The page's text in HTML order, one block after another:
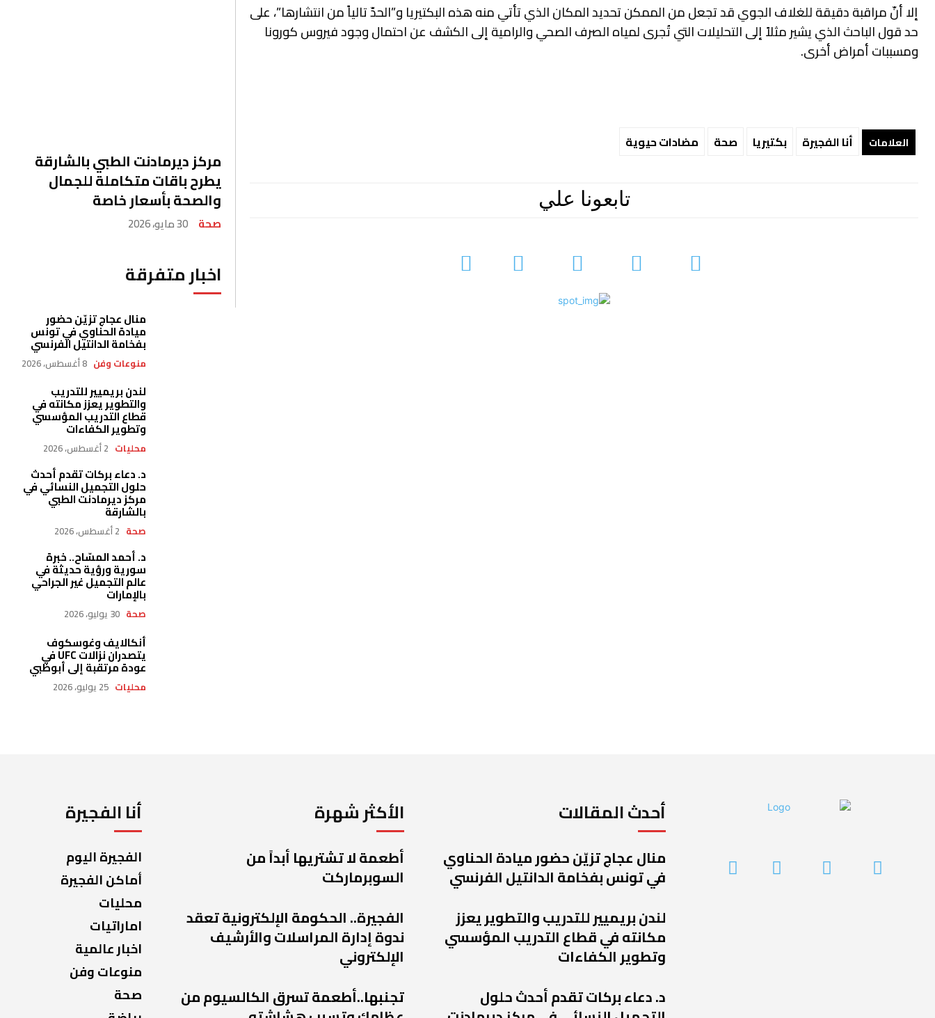
مركز ديرمادنت الطبي بالشارقة
يطرح باقات متكاملة للجمال
والصحة بأسعار خاصة
صحة 30 مايو، 2026
اخبار متفرقة
منال عجاج تزيّن حضور
ميادة الحناوي في تونس
بفخامة الدانتيل الفرنسي
منوعات وفن 8 أغسطس، 2026
لندن بريميير للتدريب
والتطوير يعزز مكانته في
قطاع التدريب المؤسسي
وتطوير الكفاءات
محليات 2 أغسطس، 2026
د. دعاء بركات تقدم أحدث
حلول التجميل النسائي في
مركز ديرمادنت الطبي
بالشارقة
صحة 2 أغسطس، 2026
د. أحمد المسّاح.. خبرة
سورية ورؤية حديثة في
عالم التجميل غير الجراحي
بالإمارات
صحة 30 يوليو، 2026
أنكالايف وغوسكوف
يتصدران نزالات UFC في
عودة مرتقبة إلى أبوظبي
محليات 25 يوليو، 2026
إلا أنّ مراقبة دقيقة للغلاف الجوي قد تجعل من الممكن تحديد المكان الذي تأتي منه هذه البكتيريا و”الحدّ تالياً من انتشارها”، على
حد قول الباحث الذي يشير مثلاً إلى التحليلات التي تُجرى لمياه الصرف الصحي والرامية إلى الكشف عن احتمال وجود فيروس كورونا
ومسببات أمراض أخرى.
العلامات أنا الفجيرة بكتيريا صحة مضادات حيوية
تابعونا علي
أنا الفجيرة
الفجيرة اليوم
أماكن الفجيرة
محليات
اماراتيات
اخبار عالمية
منوعات وفن
صحة
الأكثر شهرة
أطعمة لا تشتريها أبداً من
السوبرماركت
الفجيرة.. الحكومة الإلكترونية تعقد
ندوة إدارة المراسلات والأرشيف
الإلكتروني
تجنبها..أطعمة تسرق الكالسيوم من
أحدث المقالات
منال عجاج تزيّن حضور ميادة الحناوي
في تونس بفخامة الدانتيل الفرنسي
لندن بريميير للتدريب والتطوير يعزز
مكانته في قطاع التدريب المؤسسي
وتطوير الكفاءات
د. دعاء بركات تقدم أحدث حلول